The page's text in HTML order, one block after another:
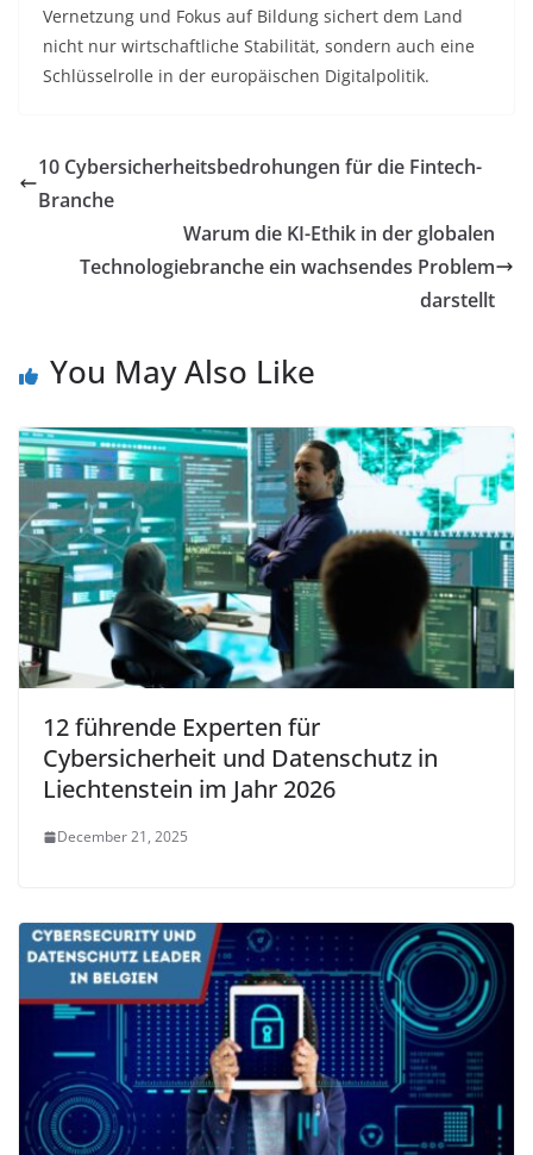
Vernetzung und Fokus auf Bildung sichert dem Land
nicht nur wirtschaftliche Stabilität, sondern auch eine
Schlüsselrolle in der europäischen Digitalpolitik.
10 Cybersicherheitsbedrohungen für die Fintech-
Branche
Warum die KI-Ethik in der globalen
Technologiebranche ein wachsendes Problem
darstellt
You May Also Like
12 führende Experten für
Cybersicherheit und Datenschutz in
Liechtenstein im Jahr 2026
December 21, 2025